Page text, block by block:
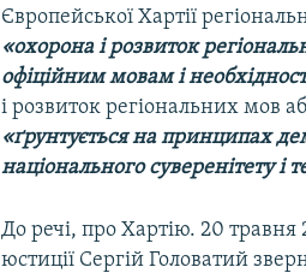
Європейської Хартії
«охорона і розвиток
офіційним мовам і
і розвиток регіональних мов
«ґрунтується на принципах
національного суверенітету і
До речі, про Хартію. 20 травня
юстиції Сергій Головатий